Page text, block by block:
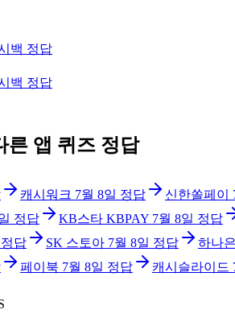
백 정답
백 정답
른 앱 퀴즈 정답
캐시워크 7월 8일 정답 신한쏠페이
정답 KB스타 KBPAY 7월 8일 정답
정답 SK 스토아 7월 8일 정답 하나
페이북 7월 8일 정답 캐시슬라이드